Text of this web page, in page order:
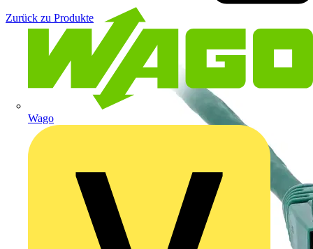
Wago
Zurück zu Produkte